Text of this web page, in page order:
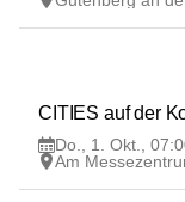
1
CITIES auf der
Do., 1. Okt.,
Am